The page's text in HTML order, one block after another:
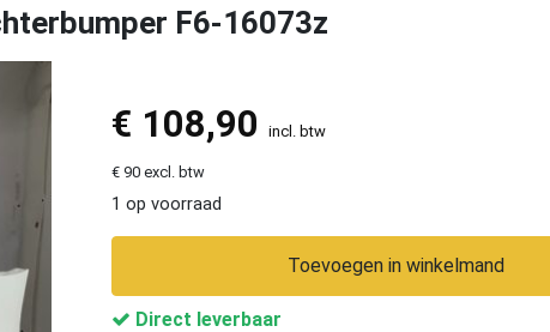
F6-16073z
€ 108,90 incl. btw
€ 90 excl. btw
1 op voorraad
Toevoegen in winkelmand
Direct leverbaar